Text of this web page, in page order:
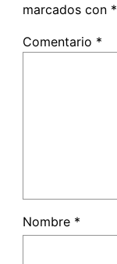
marcados con *
Comentario *
Nombre *